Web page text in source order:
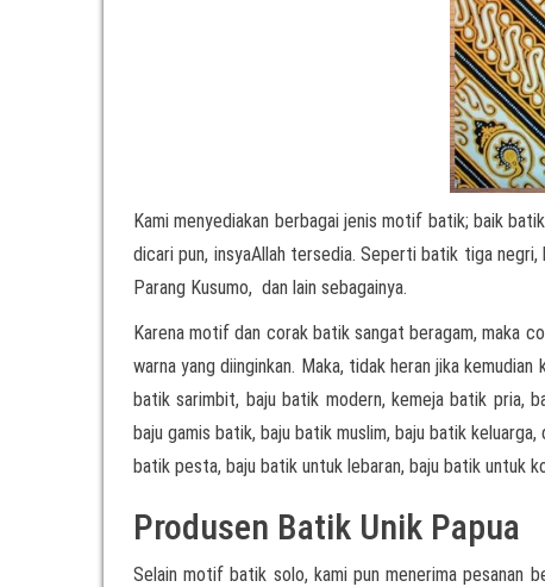
Kami menyediakan berbagai jenis motif batik; baik
dicari pun, insyaAllah tersedia. Seperti batik tiga
Parang Kusumo, dan lain sebagainya.
Karena motif dan corak batik sangat beragam, maka
warna yang diinginkan. Maka, tidak heran jika
batik sarimbit, baju batik modern, kemeja batik pria,
baju gamis batik, baju batik muslim, baju batik
batik pesta, baju batik untuk lebaran, baju batik untuk
Produsen Batik Unik Papua
Selain motif batik solo, kami pun menerima pesanan